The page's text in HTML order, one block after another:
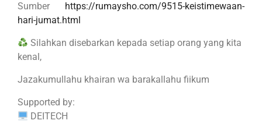
Sumber
https://rumaysho.com/9515-keistimewaan-
hari-jumat.html
Silahkan disebarkan kepada setiap orang yang kita
kenal,
Jazakumullahu khairan wa barakallahu fiikum
Supported by:
DEITECH